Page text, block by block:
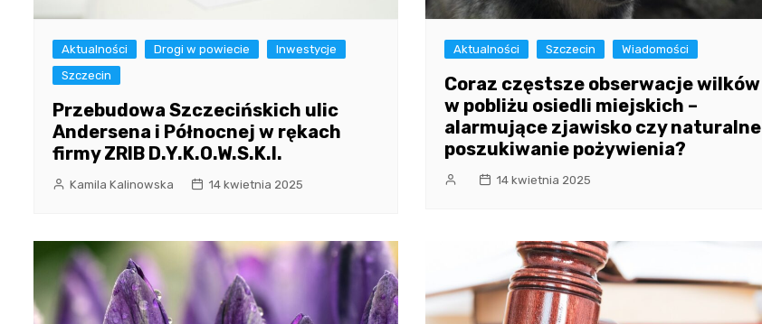
Aktualności Drogi w powiecie
Inwestycje
Szczecin
Przebudowa Szczecińskich ulic
Andersena i Północnej w rękach
firmy ZRIB D.Y.K.O.W.S.K.I.
Kamila Kalinowska 14 kwietnia 2025
Aktualności Szczecin Wiadomości
Coraz częstsze obserwacje wilków
w pobliżu osiedli miejskich –
alarmujące zjawisko czy naturalne
poszukiwanie pożywienia?
14 kwietnia 2025